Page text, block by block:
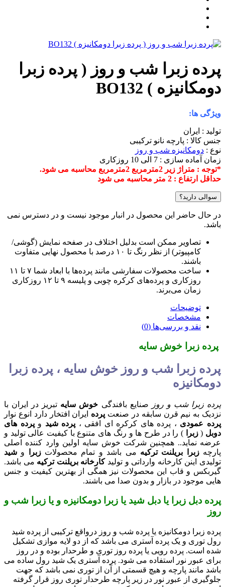
پرده زبرا شب و روز ( پرده زبرا
دومکانیزه ) BO132
ویژگی ها:
تولید : ایران
جنس کالا : پارچه نانو ترکیبی
نوع : دومکانیزه شب و روز
زمان آماده سازی : 7 الی 10 روزکاری
*توجه : متراژ زیر 2مترمربع 2مترمربع محاسبه می شود.
حداقل ارتفاع : 2 متر محاسبه می شود
سوالی دارید؟
در حال حاضر این محصول در انبار موجود نیست و در دسترس نمی
باشد.
تصاویر ممکن است بدلیل اختلاف در صفحه نمایش (گوشی/
کامپیوتر) از نظر رنگ تا ۱۰ درصد با محصول نهایی متفاوت
باشند.
ساخت محصولات سفارشی مانند پرده‌ها با ابعاد شما ۷ تا ۱۱
روزکاری و پرده‌های کرکره چوبی و پلیسه ۹ تا ۱۲ روزکاری
زمان می‌برند.
توضیحات
مشخصات
نقد و بررسی‌ها (0)
پرده زبرا خوش سایه
پرده زبرا شب و روز خوش سایه ، پرده زبرا
دومکانیزه
پرده زبرا شب و روز صنایع بافندگی خوش سایه تبریز در ایران با
نزدیک به نیم قرن سابقه در صنعت پرده ایران افتخار دارد انوع نوار
پرده عمودی ، پرده های کرکره ای افقی ، پرده شید وپرده های
دوبل (زبرا
) را در طرح ها و رنگ های متنوع با کیفیت عالی تولید و
عرضه نماید.. همچنین شرکت خوش سایه اولین وارد کننده اصلی
پارچهزبرا بریلنت ترکیه می باشد و تمام محصولاتزبرا و شید
تولیدی اینن کارخانه وارداتی و تولیدکارخانه بریلنت ترکیه می باشد.
گیربکس و قاب این محصولات نیز همگی از بهترین کیفیت و جنس
هایی موجود در بازار و بدون صدا می باشند.
پرده دبل زبرا یا دبل شید یا زبرا دومکانیزه و یا زبرا شب و
روز
پرده زبرا دومکانیزه یا پرده شب و روز درواقع ترکیبی از پرده شید
رول توری و یک پرده آستری می باشد که از دو لایه موازی تشکیل
شده است. پرده رویی یا پرده روز توری و طرحدار بوده و در روز
برای عبور نور استفاده می شود. پرده آستری یک شید رول ساده می
باشد مانند پارچه و هیچ قسمتی از آن از توری نمی باشد که جهت
جلوگیری از عبور نور در زیر پارچه طرحدار توری روز قرار گرفته